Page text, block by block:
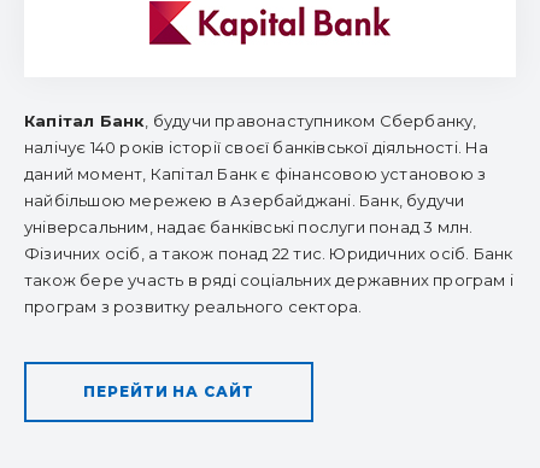
Капітал Банк , будучи правонаступником Сбербанку,
налічує 140 років історії своєї банківської діяльності. На
даний момент, Капітал Банк є фінансовою установою з
найбільшою мережею в Азербайджані. Банк, будучи
універсальним, надає банківські послуги понад 3 млн.
Фізичних осіб, а також понад 22 тис. Юридичних осіб. Банк
також бере участь в ряді соціальних державних програм і
програм з розвитку реального сектора.
ПЕРЕЙТИ НА САЙТ